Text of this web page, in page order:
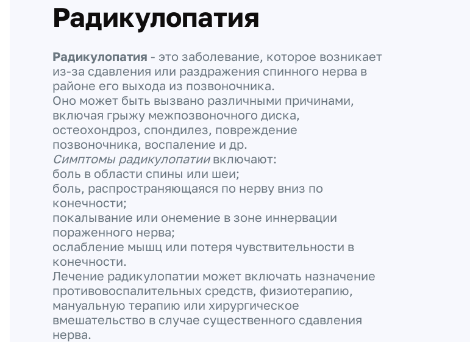
Радикулопатия
Радикулопатия - это заболевание, которое возникает
из-за сдавления или раздражения спинного нерва в
районе его выхода из позвоночника.
Оно может быть вызвано различными причинами,
включая грыжу межпозвоночного диска,
остеохондроз, спондилез, повреждение
позвоночника, воспаление и др.
Симптомы радикулопатиивключают:
боль в области спины или шеи;
боль, распространяющаяся по нерву вниз по
конечности;
покалывание или онемение в зоне иннервации
пораженного нерва;
ослабление мышц или потеря чувствительности в
конечности.
Лечение радикулопатии может включать назначение
противовоспалительных средств, физиотерапию,
мануальную терапию или хирургическое
вмешательство в случае существенного сдавления
нерва.